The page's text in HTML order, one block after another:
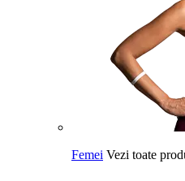
Femei Vezi toate